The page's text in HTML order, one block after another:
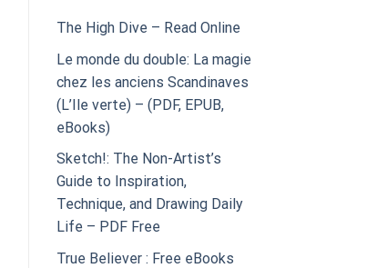
The High Dive – Read Online
Le monde du double: La magie
chez les anciens Scandinaves
(L’Ile verte) – (PDF, EPUB,
eBooks)
Sketch!: The Non-Artist’s
Guide to Inspiration,
Technique, and Drawing Daily
Life – PDF Free
True Believer : Free eBooks